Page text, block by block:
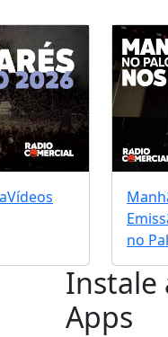
Vídeos
no
Instale
Apps